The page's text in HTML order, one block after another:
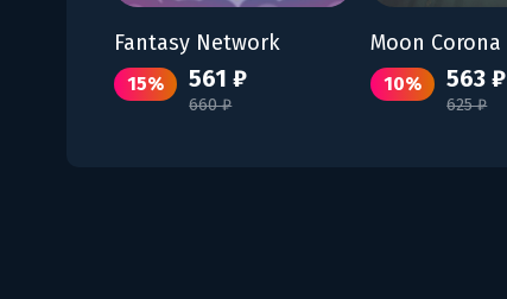
Fantasy Network
15% 561 ₽
660 ₽
Moon Corona
10% 563 ₽
625 ₽